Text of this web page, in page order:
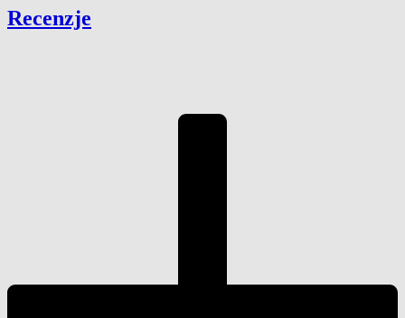
Recenzje